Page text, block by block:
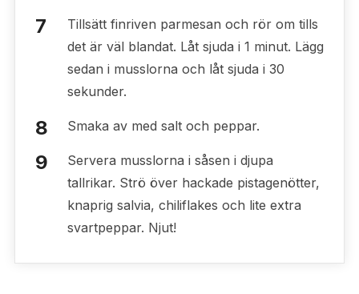
Tillsätt finriven parmesan och rör om tills
det är väl blandat. Låt sjuda i 1 minut. Lägg
sedan i musslorna och låt sjuda i 30
sekunder.
Smaka av med salt och peppar.
Servera musslorna i såsen i djupa
tallrikar. Strö över hackade pistagenötter,
knaprig salvia, chiliflakes och lite extra
svartpeppar. Njut!